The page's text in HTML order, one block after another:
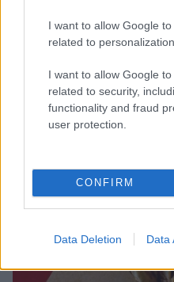
I want to allow Google
related to personalization.
I want to allow Google
related to security,
functionality and fraud
user protection.
CONFIRM
Data Deletion Data